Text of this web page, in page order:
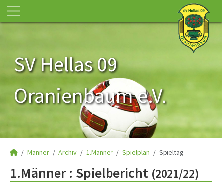
SV Hellas 09
Oranienbaum e.V.
Männer Archiv 1.Männer Spielplan Spieltag
1.Männer : Spielbericht (2021/22)